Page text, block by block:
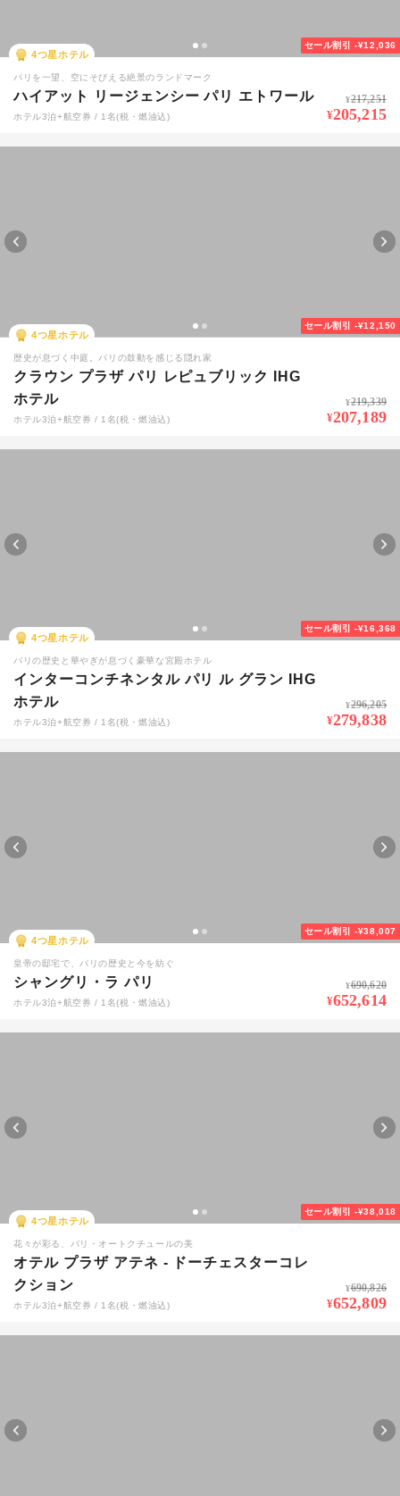
セール割引 -¥12,036
4つ星ホテル
パリを一望、空にそびえる絶景のランドマーク
ハイアット リージェンシー パリ エトワール
ホテル3泊+航空券 / 1名(税・燃油込)
¥217,251
¥205,215
セール割引 -¥12,150
4つ星ホテル
歴史が息づく中庭。パリの鼓動を感じる隠れ家
クラウン プラザ パリ レピュブリック IHG
ホテル
ホテル3泊+航空券 / 1名(税・燃油込)
¥219,339
¥207,189
セール割引 -¥16,368
4つ星ホテル
パリの歴史と華やぎが息づく豪華な宮殿ホテル
インターコンチネンタル パリ ル グラン IHG
ホテル
ホテル3泊+航空券 / 1名(税・燃油込)
¥296,205
¥279,838
セール割引 -¥38,007
4つ星ホテル
皇帝の邸宅で、パリの歴史と今を紡ぐ
シャングリ・ラ パリ
ホテル3泊+航空券 / 1名(税・燃油込)
¥690,620
¥652,614
セール割引 -¥38,018
4つ星ホテル
花々が彩る、パリ・オートクチュールの美
オテル プラザ アテネ - ドーチェスターコレ
クション
ホテル3泊+航空券 / 1名(税・燃油込)
¥690,826
¥652,809